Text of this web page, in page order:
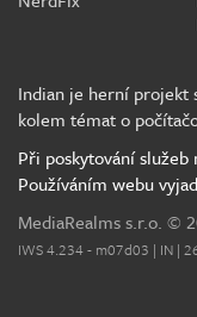
Indian je herní projekt
kolem témat o
Při poskytování
Používáním webu
MediaRealms s.r.o. ©
IWS 4.234 - m07d03 | IN |